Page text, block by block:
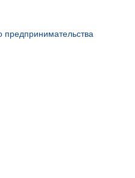
предпринимательства